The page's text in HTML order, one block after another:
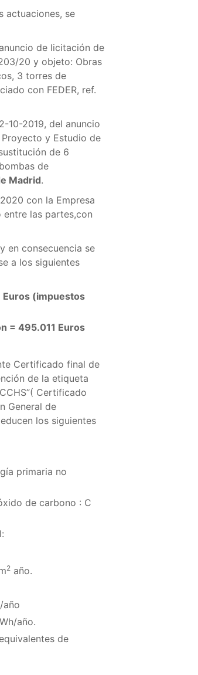
actuaciones, se
de licitación de
20 y objeto: Obras
3 torres de
con FEDER, ref.
10-2019, del anuncio
y Estudio de
de 6
de
Madrid.
con la Empresa
entre las partes,con
en consecuencia se
a los siguientes
Euros (impuestos
= 495.011 Euros
Certificado final de
de la etiqueta
Certificado
General de
los siguientes
primaria no
de carbono : C
2 año.
año
año.
de